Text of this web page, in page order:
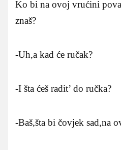
Ko bi na ovoj vrućini
znaš?
-Uh,a kad će ručak?
-I šta ćeš radit’ do ručka?
-Baš,šta bi čovjek sad,na